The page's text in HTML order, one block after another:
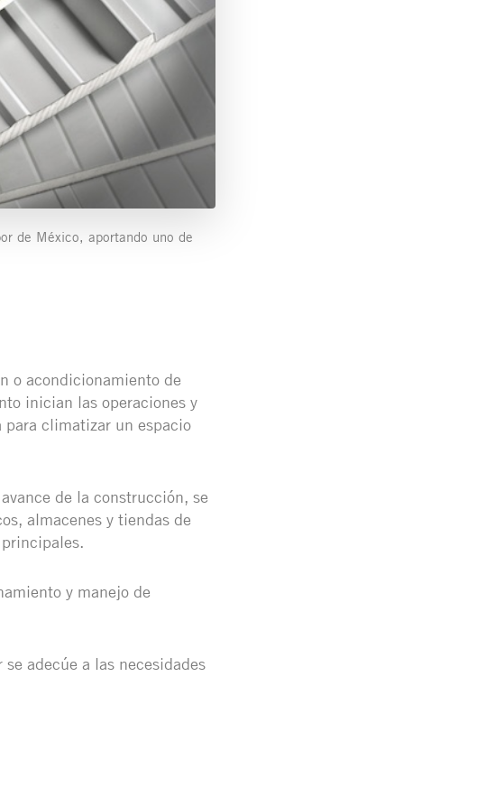
de México, aportando uno de
o acondicionamiento de
inician las operaciones y
climatizar un espacio
de la construcción, se
almacenes y tiendas de
y manejo de
adecúe a las necesidades